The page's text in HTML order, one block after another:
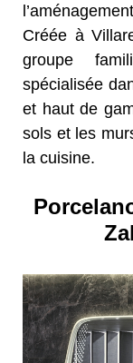
Créée à
groupe
spécialisée
et haut de
sols et les
la cuisine.